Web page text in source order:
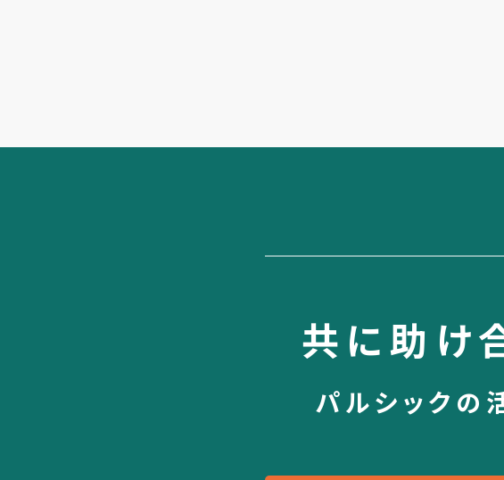
共に助け
パルシックの